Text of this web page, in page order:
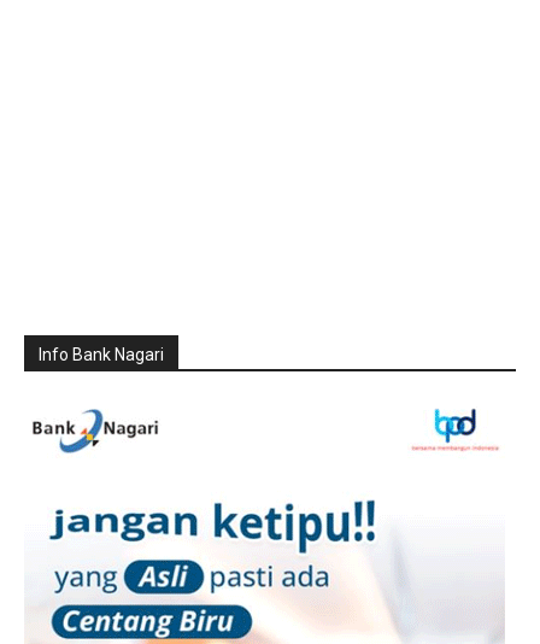
Info Bank Nagari